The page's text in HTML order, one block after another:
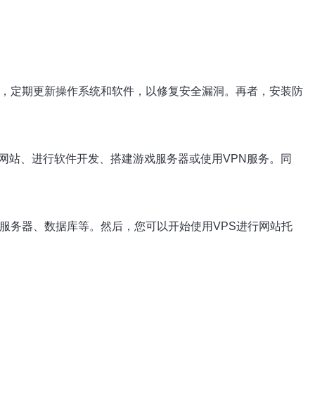
定期更新操作系统和软件，以修复安全漏洞。再者，安装防
、进行软件开发、搭建游戏服务器或使用VPN服务。同
务器、数据库等。然后，您可以开始使用VPS进行网站托